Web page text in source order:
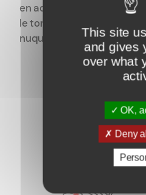
en activant les trapèzes
le tonus dans les trapèzes.
nuque et les épaules.
This site
and gives
over what
OK,
Deny